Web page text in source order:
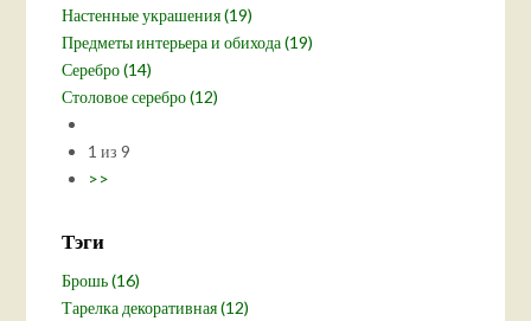
Настенные украшения (19)
Предметы интерьера и обихода (19)
Серебро (14)
Столовое серебро (12)
1 из 9
>>
Тэги
Брошь (16)
Тарелка декоративная (12)